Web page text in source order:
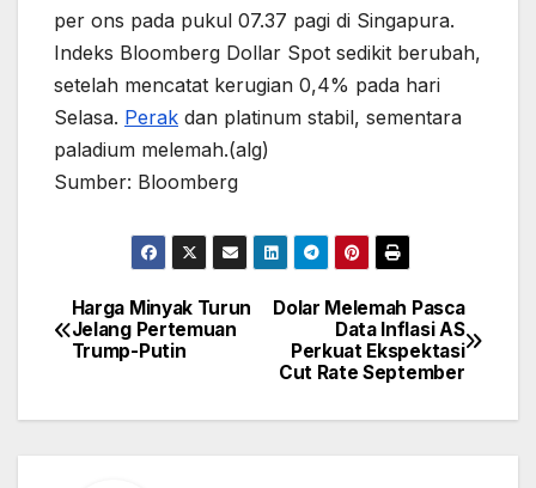
per ons pada pukul 07.37 pagi di Singapura.
Indeks Bloomberg Dollar Spot sedikit berubah,
setelah mencatat kerugian 0,4% pada hari
Selasa. Perak dan platinum stabil, sementara
paladium melemah.(alg)
Sumber: Bloomberg
Post
navigation
Dolar Melemah Pasca
Data Inflasi AS
Perkuat Ekspektasi
Cut Rate September
Harga Minyak Turun
Jelang Pertemuan
Trump-Putin